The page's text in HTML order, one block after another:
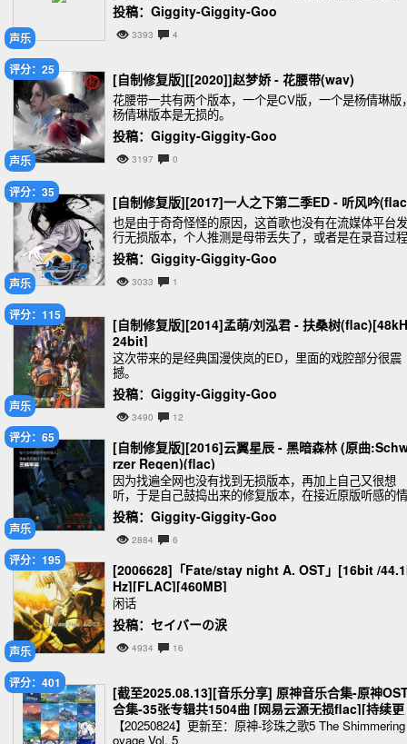
声乐
投稿：Giggity-Giggity-Goo
3393 4
声乐
评分：25
[自制修复版][[2020]]赵梦娇 - 花腰带(wav)
花腰带一共有两个版本，一个是CV版，一个是杨倩琳版
杨倩琳版本是无损的。
投稿：Giggity-Giggity-Goo
3197 0
声乐
评分：35
[自制修复版][2017]一人之下第二季ED - 听风吟
也是由于奇奇怪怪的原因，这首歌也没有在流媒体平台发
行无损版本，个人推测是母带丢失了，或者是在录音过程
中录制工作出现了问题。只能修成这样，将就着听吧。
投稿：Giggity-Giggity-Goo
3033 1
声乐
评分：115
[自制修复版][2014]孟萌/刘泓君 - 扶桑树
24bit]
这次带来的是经典国漫侠岚的ED，里面的戏腔部分很震
撼。
投稿：Giggity-Giggity-Goo
3490 12
声乐
评分：65
[自制修复版][2016]云翼星辰 - 黑暗森林 (原曲
rzer Regen)(flac)
因为找遍全网也没有找到无损版本，再加上自己又很想
听，于是自己鼓捣出来的修复版本，在接近原版听感的情
况下尽力修复成无损版本，并重制了封面。
投稿：Giggity-Giggity-Goo
2884 6
声乐
评分：195
[2006628]「Fate/stay night A. OST」[16bit /
Hz][FLAC][460MB]
闲话
投稿：セイバーの涙
4934 16
评分：401
[截至2025.08.13][音乐分享] 原神音乐合集-原神
合集-35张专辑共1504曲 [网易云源无损flac][持续更
新][34.3GB]
【20250824】更新至：原神-珍珠之歌5 The
oyage Vol. 5